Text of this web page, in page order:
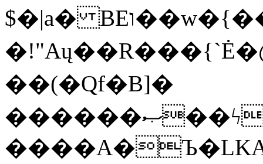
$�|a� BEו��w�{���;���q�X��d%�������W� hU�(�1�Ū}9�S�F<��i�L3�;�
��(�Qf�B]�
������ޞ��ϟak��r��_39$�8�p���7�2�yIZ�R��x��/